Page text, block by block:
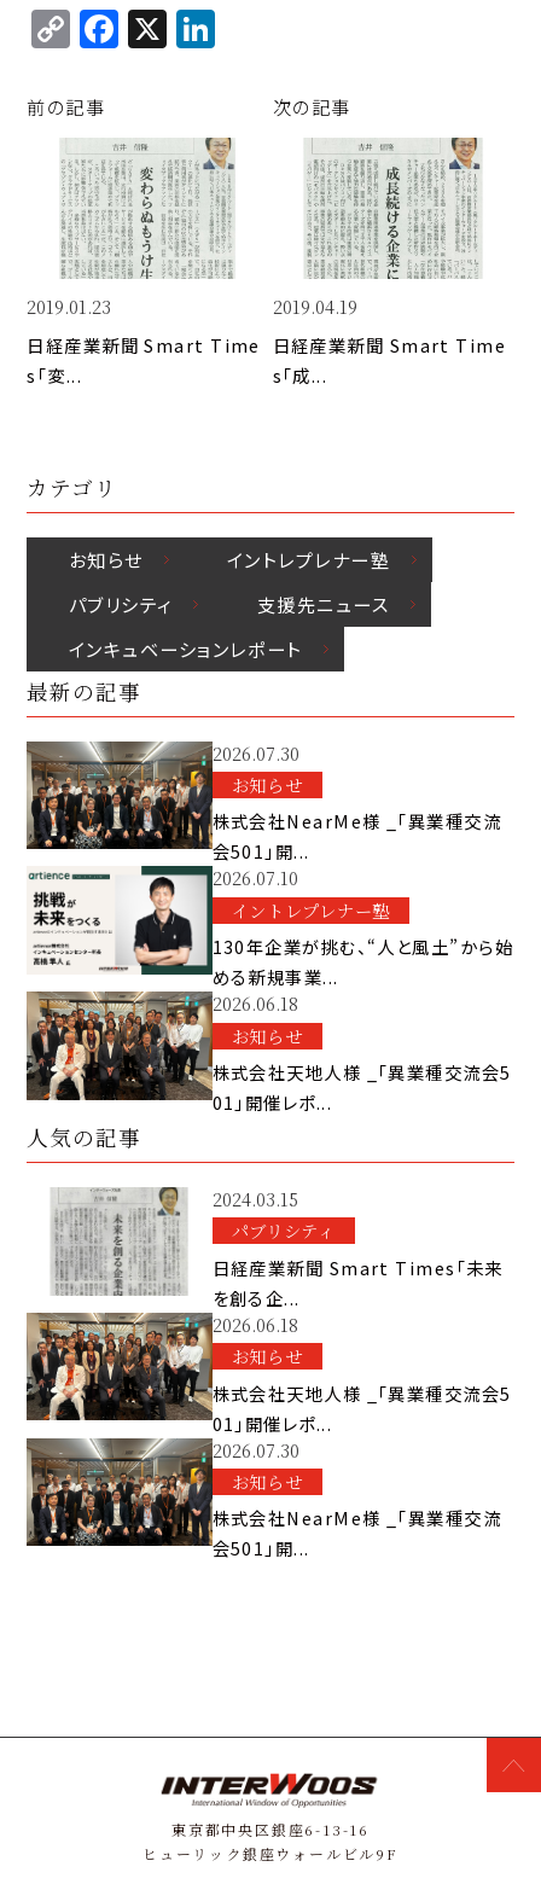
C
o
p
y
Li
n
k
F
a
e
b
o
o
X
e
d
I
n
前の記事
2019.01.23
日経産業新聞 Smart Time
s「変...
次の記事
2019.04.19
日経産業新聞 Smart Time
s「成...
カテゴリ
お知らせ
イントレプレナー塾
パブリシティ
⽀援先ニュース
インキュベーションレポート
最新の記事
2026.07.30
お知らせ
株式会社NearMe様 _「異業種交流
会501」開...
2026.07.10
イントレプレナー塾
130年企業が挑む、“人と風土”から始
める新規事業...
2026.06.18
お知らせ
株式会社天地人様 _「異業種交流会5
01」開催レポ...
人気の記事
2024.03.15
パブリシティ
日経産業新聞 Smart Times「未来
を創る企...
2026.06.18
お知らせ
株式会社天地人様 _「異業種交流会5
01」開催レポ...
2026.07.30
お知らせ
株式会社NearMe様 _「異業種交流
会501」開...
東京都中央区銀座6-13-16
ヒューリック銀座ウォールビル9F